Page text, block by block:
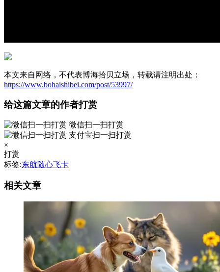
本文来自网络，不代表博海拾贝立场，转载请注明出处：
https://www.bohaishibei.com/post/53997/
给这篇文章的作者打赏
微信扫一扫打赏
支付宝扫一扫打赏
×
打赏
标签:东航随心飞卡
相关文章